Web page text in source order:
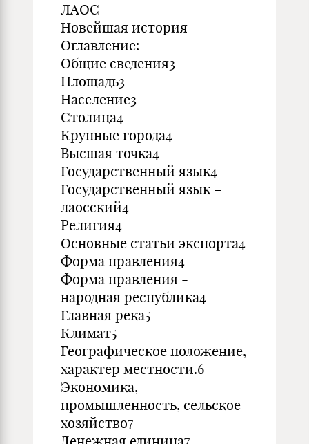
ЛАОС
Новейшая история
Оглавление:
Общие сведения3
Площадь3
Население3
Столица4
Крупные города4
Высшая точка4
Государственный язык4
Государственный язык –
лаосский4
Религия4
Основные статьи экспорта4
Форма правления4
Форма правления -
народная республика4
Главная река5
Климат5
Географическое положение,
характер местности.6
Экономика,
промышленность, сельское
хозяйство7